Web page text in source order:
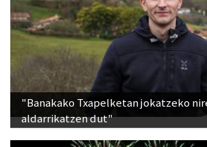
"Banakako Txapelketan jokatzeko
aldarrikatzen dut"